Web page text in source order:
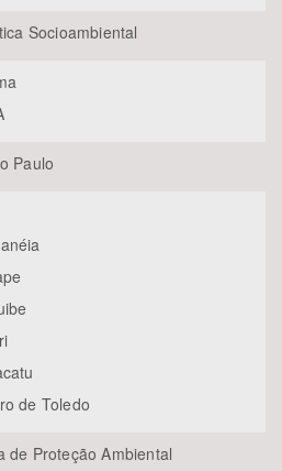
Socioambiental
Paulo
de Toledo
de Proteção Ambiental